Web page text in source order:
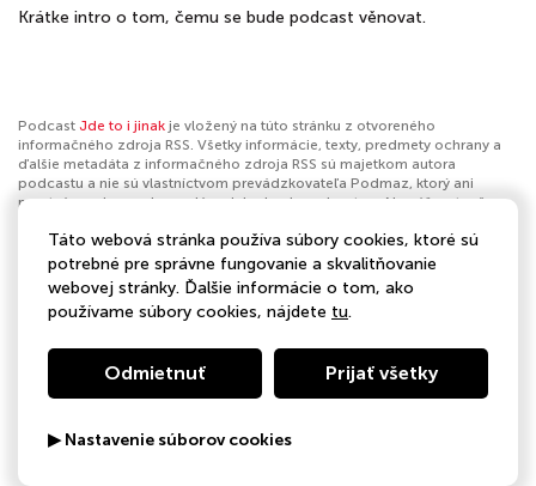
Krátke intro o tom, čemu se bude podcast věnovat.
Podcast Jde to i jinak je vložený na túto stránku z otvoreného
informačného zdroja RSS. Všetky informácie, texty, predmety ochrany a
ďalšie metadáta z informačného zdroja RSS sú majetkom autora
podcastu a nie sú vlastníctvom prevádzkovateľa Podmaz, ktorý ani
nevytvára ani nezodpovedá za ich obsah podcastov. Ak máš za to, že
nahlásiť obsah. Ak je toto tvoj podcast a chceš získať kontrolu nad týmto
profilomklikni sem.
Autor:Katka Pavlíková & Zdenka Plánková
Kategórie:
Táto webová stránka používa súbory cookies, ktoré sú
potrebné pre správne fungovanie a skvalitňovanie
webovej stránky. Ďalšie informácie o tom, ako
používame súbory cookies, nájdete tu.
Odmietnuť Prijať všetky
▶ Nastavenie súborov cookies